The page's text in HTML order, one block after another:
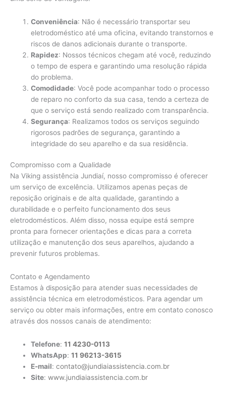
Conveniência: Não é necessário transportar seu
eletrodoméstico até uma oficina, evitando transtornos e
riscos de danos adicionais durante o transporte.
Rapidez: Nossos técnicos chegam até você, reduzindo
o tempo de espera e garantindo uma resolução rápida
do problema.
Comodidade: Você pode acompanhar todo o processo
de reparo no conforto da sua casa, tendo a certeza de
que o serviço está sendo realizado com transparência.
Segurança: Realizamos todos os serviços seguindo
rigorosos padrões de segurança, garantindo a
integridade do seu aparelho e da sua residência.
Compromisso com a Qualidade
Na Viking assistência Jundiaí, nosso compromisso é oferecer
um serviço de excelência. Utilizamos apenas peças de
reposição originais e de alta qualidade, garantindo a
durabilidade e o perfeito funcionamento dos seus
eletrodomésticos. Além disso, nossa equipe está sempre
pronta para fornecer orientações e dicas para a correta
utilização e manutenção dos seus aparelhos, ajudando a
prevenir futuros problemas.
Contato e Agendamento
Estamos à disposição para atender suas necessidades de
assistência técnica em eletrodomésticos. Para agendar um
serviço ou obter mais informações, entre em contato conosco
através dos nossos canais de atendimento:
Telefone:11 4230-0113
WhatsApp:11 96213-3615
E-mail:contato@jundiaiassistencia.com.br
Site:www.jundiaiassistencia.com.br